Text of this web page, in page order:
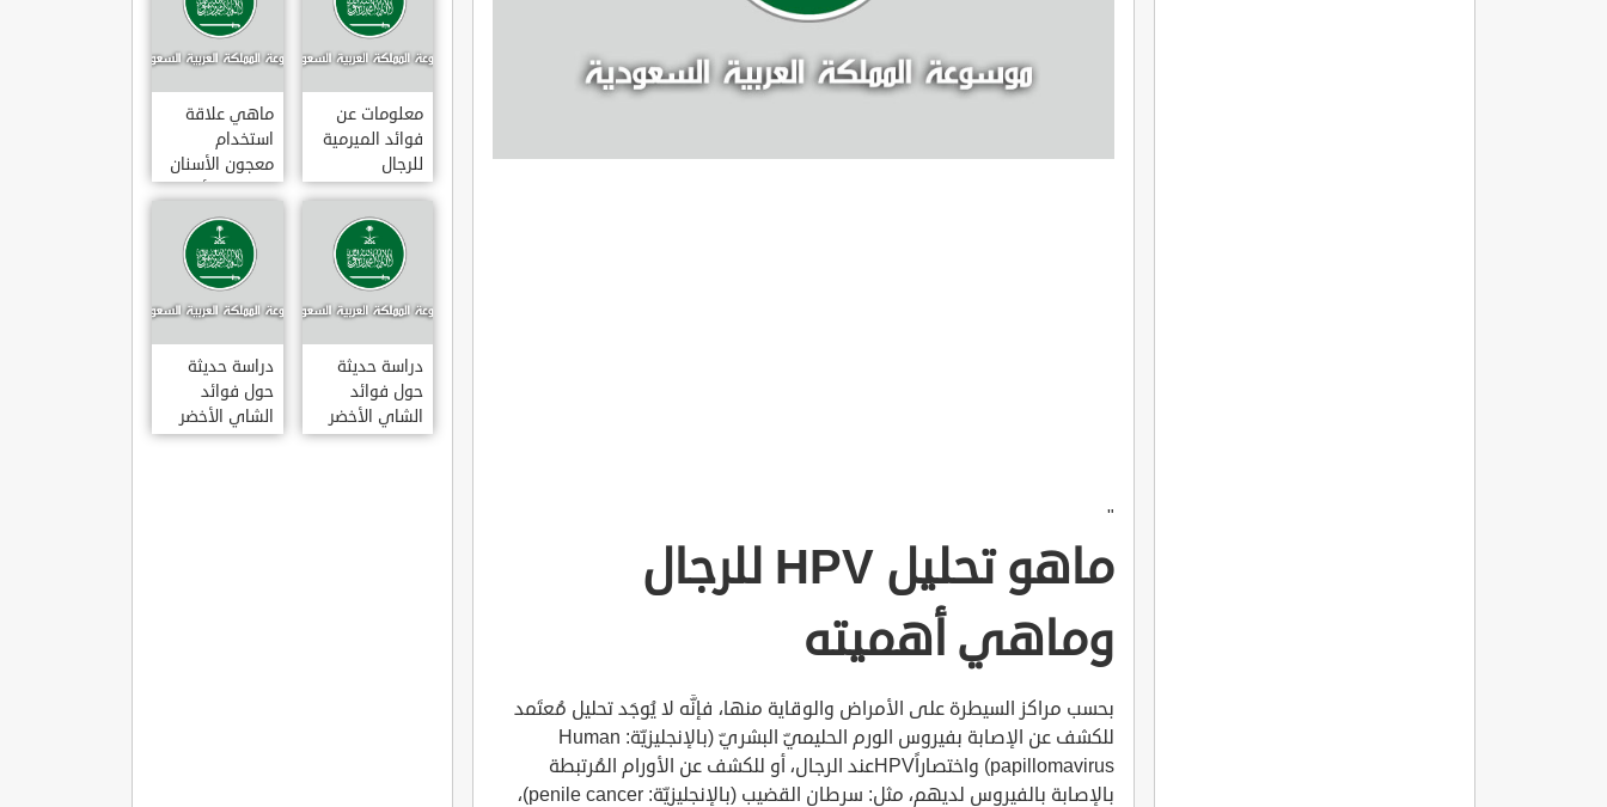
"
ماهو تحليل HPV للرجال
وماهي أهميته
بحسب مراكز السيطرة على الأمراض والوقاية منها، فإنَّه لا يُوجَد تحليل مُعتَمد
للكشف عن الإصابة بفيروس الورم الحليميّ البشريّ (بالإنجليزيّة: Human
papillomavirus) واختصاراًHPVعند الرجال، أو للكشف عن الأورام المُرتبطة
بالإصابة بالفيروس لديهم، مثل: سرطان القضيب (بالإنجليزيّة: penile cancer)،
معلومات عن
فوائد الميرمية
للرجال
ماهي علاقة
استخدام
معجون الأسنان
بالتهاب الأمعاء
دراسة حديثة
حول فوائد
الشاي الأخضر
دراسة حديثة
حول فوائد
الشاي الأخضر
لعلاج التهاب